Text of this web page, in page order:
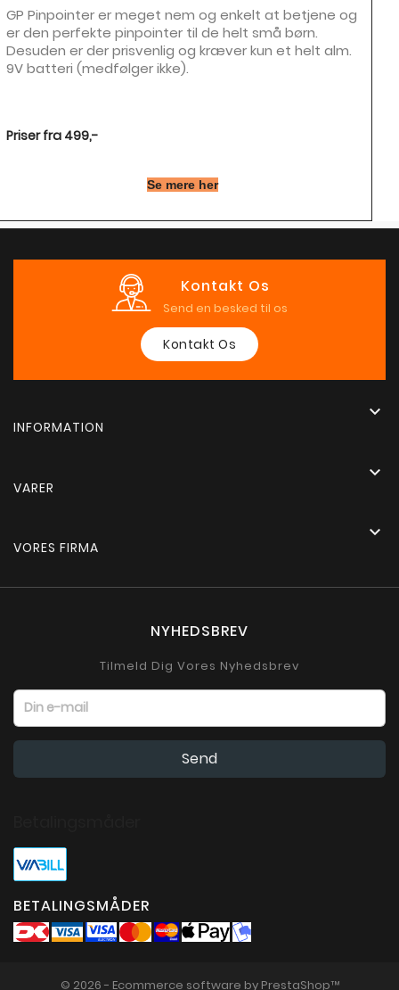
GP Pinpointer er meget nem og enkelt at betjene og
er den perfekte pinpointer til de helt små børn.
Desuden er der prisvenlig og kræver kun et helt alm.
9V batteri (medfølger ikke).
Priser fra 499,-
Se mere her
Kontakt Os
Send en besked til os
Kontakt Os
INFORMATION

VARER

VORES FIRMA

NYHEDSBREV
Tilmeld Dig Vores Nyhedsbrev
BETALINGSMÅDER
© 2026 - Ecommerce software by PrestaShop™